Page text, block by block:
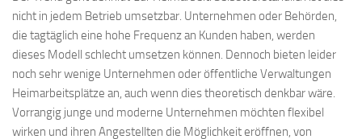
nicht in jedem Betrieb umsetzbar. Unternehmen oder Behörden,
die tagtäglich eine hohe Frequenz an Kunden haben, werden
dieses Modell schlecht umsetzen können. Dennoch bieten leider
noch sehr wenige Unternehmen oder öffentliche Verwaltungen
Heimarbeitsplätze an, auch wenn dies theoretisch denkbar wäre.
Vorrangig junge und moderne Unternehmen möchten flexibel
wirken und ihren Angestellten die Möglichkeit eröffnen, von